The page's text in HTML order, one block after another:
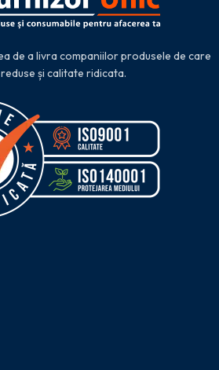
de a livra companiilor produsele de care
și calitate ridicata.